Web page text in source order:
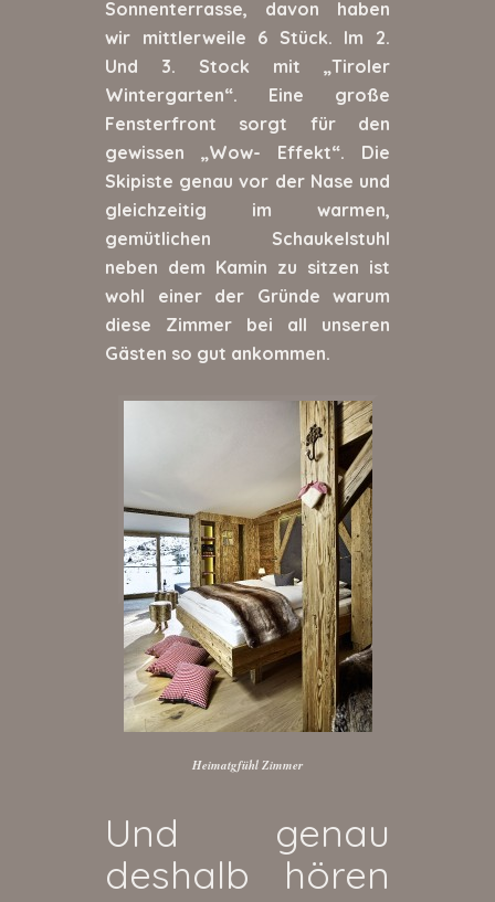
Sonnenterrasse, davon haben
wir mittlerweile 6 Stück. Im 2.
Und 3. Stock mit „Tiroler
Wintergarten“. Eine große
Fensterfront sorgt für den
gewissen „Wow- Effekt“. Die
Skipiste genau vor der Nase und
gleichzeitig im warmen,
gemütlichen Schaukelstuhl
neben dem Kamin zu sitzen ist
wohl einer der Gründe warum
diese Zimmer bei all unseren
Gästen so gut ankommen.
Heimatgfühl Zimmer
Und genau
deshalb hören